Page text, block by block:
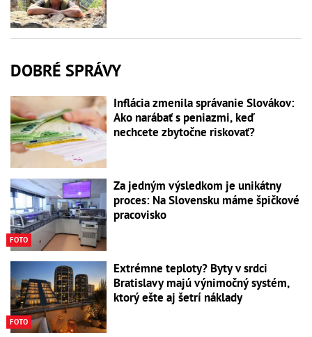
DOBRÉ SPRÁVY
Inflácia zmenila správanie Slovákov:
Ako narábať s peniazmi, keď
nechcete zbytočne riskovať?
FOTO
Za jedným výsledkom je unikátny
proces: Na Slovensku máme špičkové
pracovisko
FOTO
Extrémne teploty? Byty v srdci
Bratislavy majú výnimočný systém,
ktorý ešte aj šetrí náklady